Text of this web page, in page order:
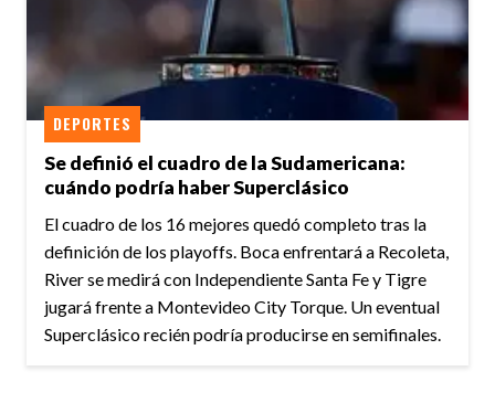
Se definió el cuadro de la Sudamericana:
cuándo podría haber Superclásico
DEPORTES
El cuadro de los 16 mejores quedó completo tras la
definición de los playoffs. Boca enfrentará a Recoleta,
River se medirá con Independiente Santa Fe y Tigre
jugará frente a Montevideo City Torque. Un eventual
Superclásico recién podría producirse en semifinales.